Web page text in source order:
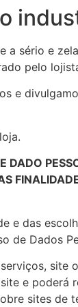
sério e
pelo
e das
Dados
e
sites